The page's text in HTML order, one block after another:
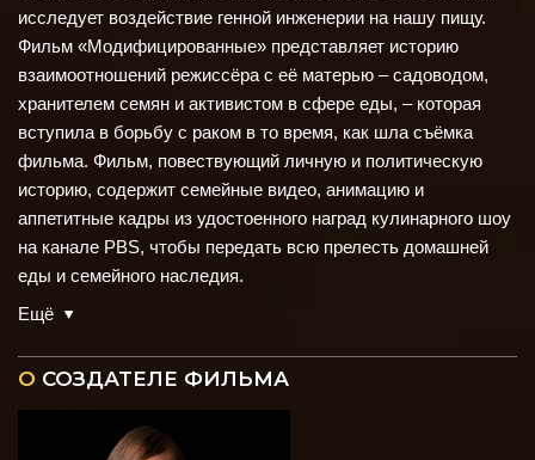
исследует воздействие генной инженерии на нашу пищу.
Фильм «Модифицированные» представляет историю
взаимоотношений режиссёра с её матерью – садоводом,
хранителем семян и активистом в сфере еды, – которая
вступила в борьбу с раком в то время, как шла съёмка
фильма. Фильм, повествующий личную и политическую
историю, содержит семейные видео, анимацию и
аппетитные кадры из удостоенного наград кулинарного шоу
на канале PBS, чтобы передать всю прелесть домашней
еды и семейного наследия.
Ещё
О СОЗДАТЕЛЕ ФИЛЬМА